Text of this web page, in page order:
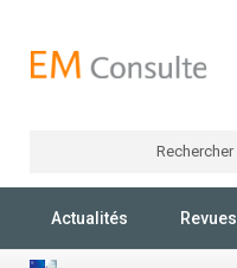
Rechercher
Actualités Revues